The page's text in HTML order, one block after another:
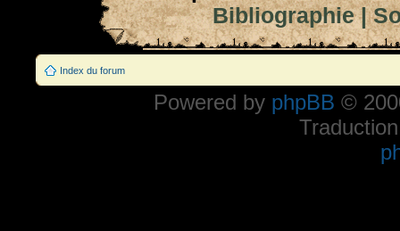
Bibliographie|
Index du forum
Powered by phpBB ©